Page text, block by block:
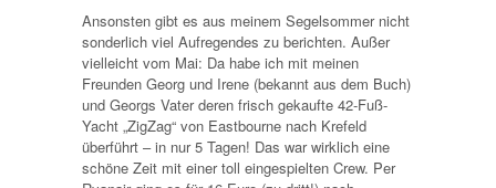
Ansonsten gibt es aus meinem Segelsommer nicht
sonderlich viel Aufregendes zu berichten. Außer
vielleicht vom Mai: Da habe ich mit meinen
Freunden Georg und Irene (bekannt aus dem Buch)
und Georgs Vater deren frisch gekaufte 42-Fuß-
Yacht „ZigZag“ von Eastbourne nach Krefeld
überführt – in nur 5 Tagen! Das war wirklich eine
schöne Zeit mit einer toll eingespielten Crew. Per